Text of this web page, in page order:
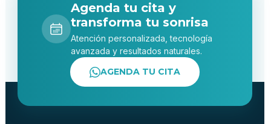
Agenda tu cita y
transforma tu sonrisa
Atención personalizada, tecnología
avanzada y resultados naturales.
AGENDA TU CITA